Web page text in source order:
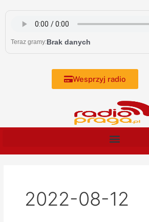
content
Teraz gramy:Brak danych
Wesprzyj radio
2022-08-12